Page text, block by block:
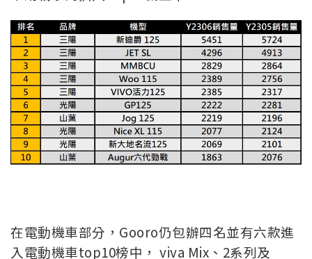
在電動機車部分，Gooro仍包辦四名並有六款進
入電動機車top10榜中， viva Mix、2系列及